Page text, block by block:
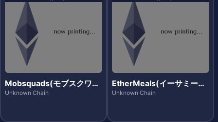
Mobsquads(モブスクワッ
ズ)
Unknown Chain
EtherMeals(イーサミール
ズ)
Unknown Chain